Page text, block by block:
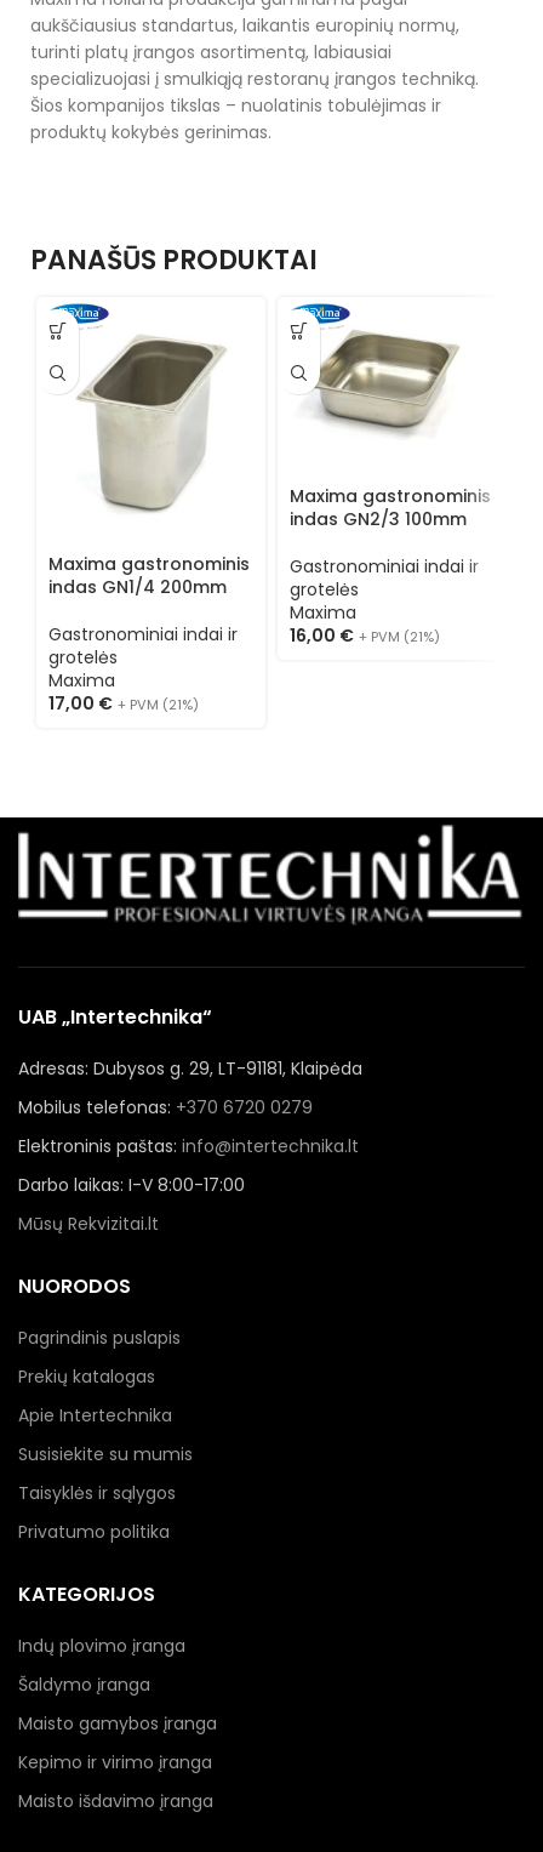
aukščiausius standartus, laikantis europinių normų,
turinti platų įrangos asortimentą, labiausiai
specializuojasi į smulkiąją restoranų įrangos techniką.
Šios kompanijos tikslas – nuolatinis tobulėjimas ir
produktų kokybės gerinimas.
PANAŠŪS PRODUKTAI
Maxima gastronominis
indas GN1/4 200mm
Gastronominiai indai ir
grotelės
Maxima
17,00 € + PVM (21%)
Maxima gastronominis
indas GN2/3 100mm
Gastronominiai indai ir
grotelės
Maxima
16,00 € + PVM (21%)
UAB „Intertechnika“
Adresas: Dubysos g. 29, LT-91181, Klaipėda
Mobilus telefonas: +370 6720 0279
Elektroninis paštas: info@intertechnika.lt
Darbo laikas: I-V 8:00-17:00
Mūsų Rekvizitai.lt
NUORODOS
Pagrindinis puslapis
Prekių katalogas
Apie Intertechnika
Susisiekite su mumis
Taisyklės ir sąlygos
Privatumo politika
KATEGORIJOS
Indų plovimo įranga
Šaldymo įranga
Maisto gamybos įranga
Kepimo ir virimo įranga
Maisto išdavimo įranga